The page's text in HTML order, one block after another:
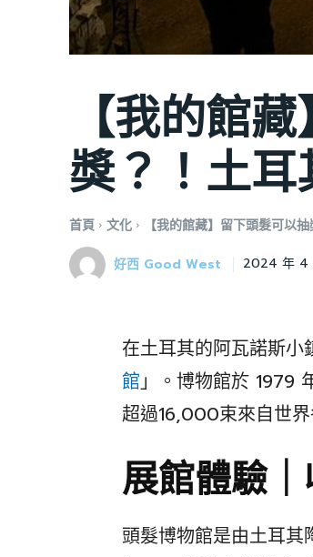
【我的館
獎？！土
首頁 文化 【我的館藏】留下頭髮可以
好西 Good West 2024 年 4
在土耳其的阿瓦諾斯
館」。博物館於 1979
超過16,000束來自世
展館體驗
頭髮博物館是由土耳